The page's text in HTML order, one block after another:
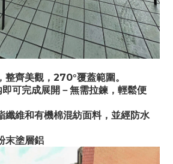
齊美觀，270°覆蓋範​​圍。
可完成展開－無需拉鍊，輕鬆便
維和有機棉混紡面料，並經防水
末塗層鋁